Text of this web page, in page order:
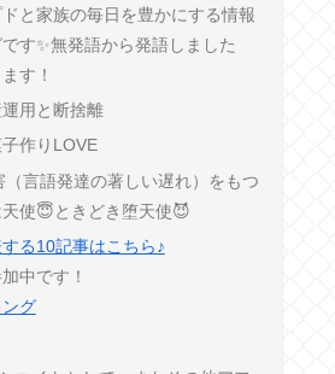
と家族の毎日を豊かにする情報
す✨無発語から発語しました
す！
用と断捨離
作りLOVE
言語発達の著しい遅れ）をもつ
使😇ときどき堕天使😈
る10記事はこちら♪
中です！
グ